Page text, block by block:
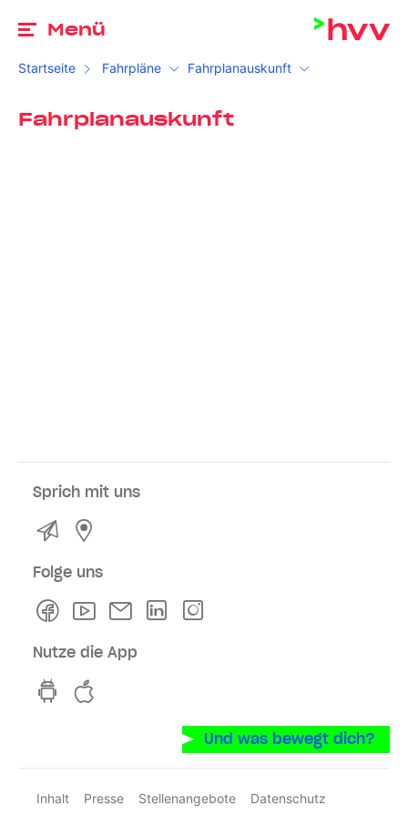
Menü
Startseite Fahrpläne Fahrplanauskunft
Fahrplanauskunft
Sprich mit uns
Kontakt
Folge uns
FacebookYoutubeNewsletterLinkedln
Nutze die App
hvv switch App auf GooglePlay
Und was bewegt dich?
Inhalt Presse Stellenangebote
Datenschutz